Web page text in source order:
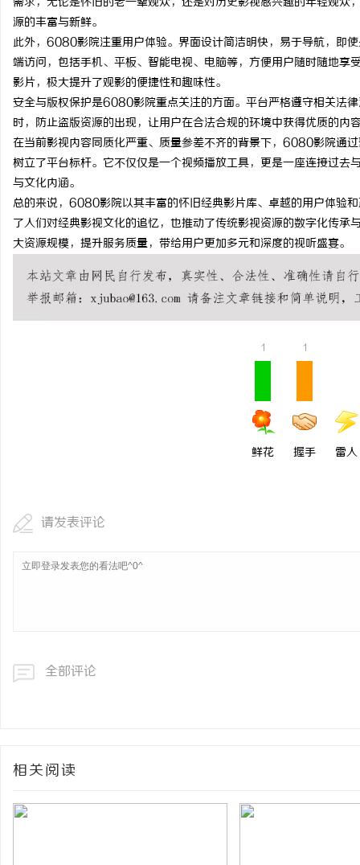
需求，无论是怀旧的老一辈观众，还是对历史影视感兴趣的年轻观
源的丰富与新鲜。
此外，6080影院注重用户体验。界面设计简洁明快，易于导航，即
端访问，包括手机、平板、智能电视、电脑等，方便用户随时随地
影片，极大提升了观影的便捷性和趣味性。
安全与版权保护是6080影院重点关注的方面。平台严格遵守相关法
时，防止盗版资源的出现，让用户在合法合规的环境中获得优质的内
在当前影视内容同质化严重、质量参差不齐的背景下，6080影院通
树立了平台标杆。它不仅仅是一个视频播放工具，更是一座连接过
与文化内涵。
总的来说，6080影院以其丰富的怀旧经典影片库、卓越的用户体验
了人们对经典影视文化的追忆，也推动了传统影视资源的数字化传
大资源规模，提升服务质量，带给用户更加多元和深度的视听盛宴。
1
鲜花
1
握手 雷人
请发表评论
全部评论
相关阅读
武汉配眼镜 上海配眼镜